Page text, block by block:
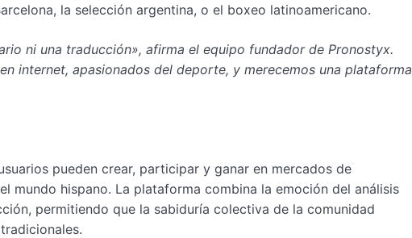
la selección argentina, o el boxeo latinoamericano.
ni una traducción», afirma el equipo fundador de Pronostyx.
internet, apasionados del deporte, y merecemos una plataforma
pueden crear, participar y ganar en mercados de
mundo hispano. La plataforma combina la emoción del análisis
permitiendo que la sabiduría colectiva de la comunidad